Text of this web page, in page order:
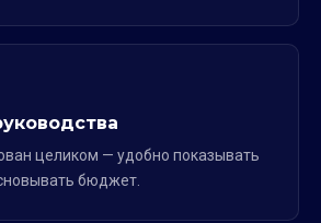
целиком — удобно показывать
бюджет.